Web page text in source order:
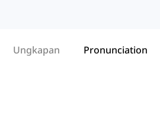
Ungkapan Pronunciation